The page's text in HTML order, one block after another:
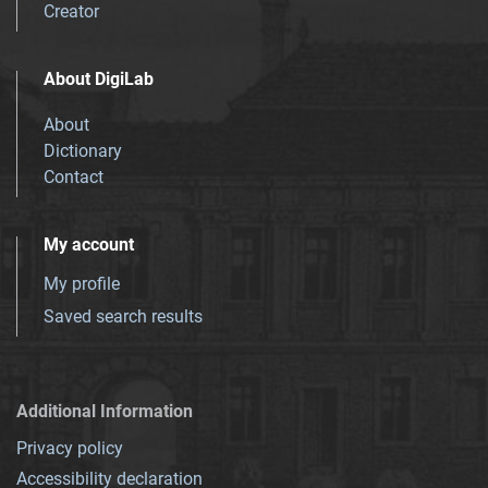
Creator
About DigiLab
About
Dictionary
Contact
My account
My profile
Saved search results
Additional Information
Privacy policy
Accessibility declaration